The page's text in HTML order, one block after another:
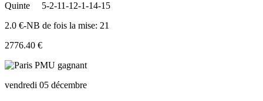
Quinte
5-2-11-12-1-14-15
2.0 €-NB de fois la mise: 21
2776.40 €
vendredi 05 décembre